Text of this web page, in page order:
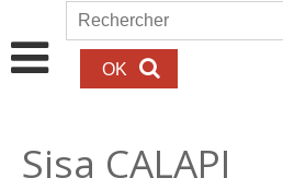
Aller au contenu principal
Formulaire de
Rechercher
Sisa CALAPI